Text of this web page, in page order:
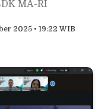
MA-RI
2025 • 19:22 WIB